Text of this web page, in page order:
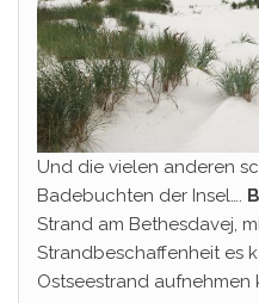
Und die vielen anderen
Badebuchten der Insel….
Strand am Bethesdavej,
Strandbeschaffenheit es
Ostseestrand aufnehmen